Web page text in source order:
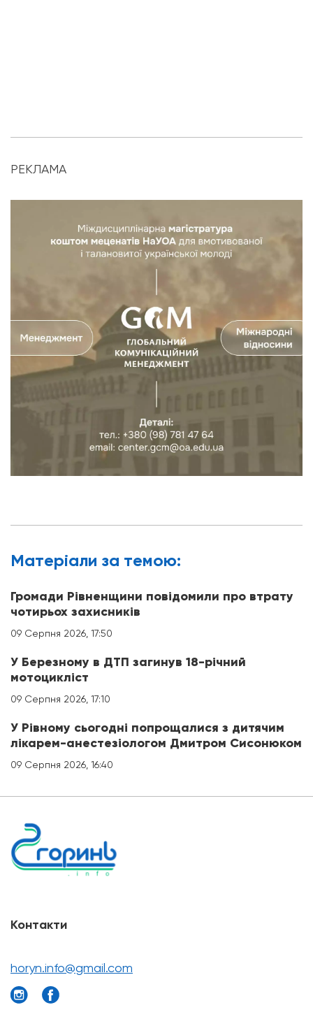
РЕКЛАМА
Матерiали за темою:
Громади Рівненщини повідомили про втрату
чотирьох захисників
09 Серпня 2026, 17:50
У Березному в ДТП загинув 18-річний
мотоцикліст
09 Серпня 2026, 17:10
У Рівному сьогодні попрощалися з дитячим
лікарем-анестезіологом Дмитром Сисонюком
09 Серпня 2026, 16:40
Контакти
horyn.info@gmail.com